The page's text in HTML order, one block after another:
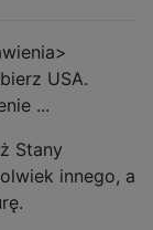
USA.
...
Stany
innego, a